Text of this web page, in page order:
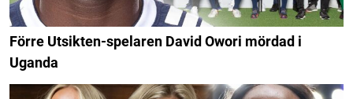
Förre Utsikten-spelaren David Owori mördad i
Uganda